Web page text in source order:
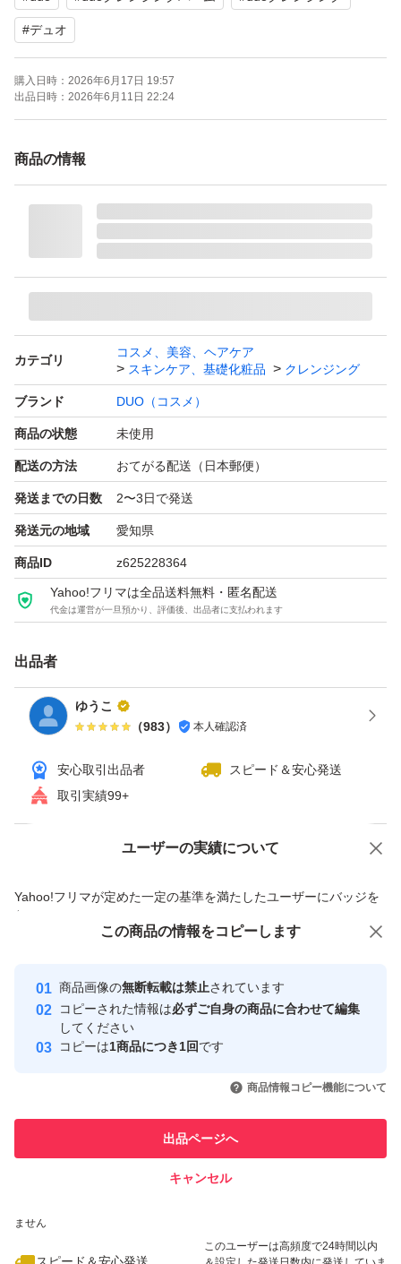
#デュオ
購入日時： 2026年6月17日 19:57
出品日時： 2026年6月11日 22:24
商品の情報
カテゴリ
コスメ、美容、ヘアケア
スキンケア、基礎化粧品
クレンジング
ブランド DUO（コスメ）
商品の状態 未使用
配送の方法 おてがる配送（日本郵便）
発送までの日数 2〜3日で発送
発送元の地域 愛知県
商品ID z625228364
Yahoo!フリマは全品送料無料・匿名配送
代金は運営が一旦預かり、評価後、出品者に支払われます
出品者
ゆうこ
（983） 本人確認済
安心取引出品者
スピード＆安心発送
取引実績99+
ユーザーの実績について
Yahoo!フリマが定めた一定の基準を満たしたユーザーにバッジを
付与しています
安心取引出品者
心・安全なユーザーです
取引実績
引を完了させた実績があります
での取引実績があります
ません
このユーザーは高頻度で24時間以内
価格の相談 商品への質問
この商品の情報をコピーします
商品画像の無断転載は禁止されています
コピーされた情報は必ずご自身の商品に合わせて編集
してください
コピーは1商品につき1回です
商品情報コピー機能について
出品ページへ
キャンセル
この商品をみている人にオススメ